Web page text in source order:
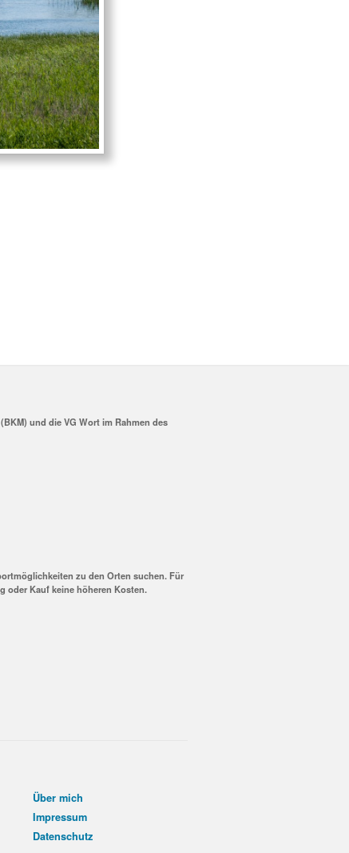
und die VG Wort im Rahmen des
zu den Orten suchen. Für
oder Kauf keine höheren Kosten.
Über mich
Impressum
Datenschutz